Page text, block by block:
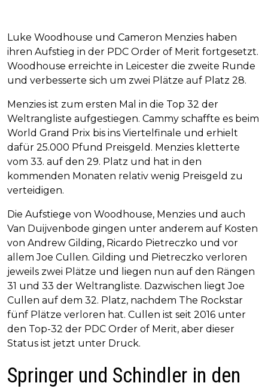
Luke Woodhouse und Cameron Menzies haben
ihren Aufstieg in der PDC Order of Merit fortgesetzt.
Woodhouse erreichte in Leicester die zweite Runde
und verbesserte sich um zwei Plätze auf Platz 28.
Menzies ist zum ersten Mal in die Top 32 der
Weltrangliste aufgestiegen. Cammy schaffte es beim
World Grand Prix bis ins Viertelfinale und erhielt
dafür 25.000 Pfund Preisgeld. Menzies kletterte
vom 33. auf den 29. Platz und hat in den
kommenden Monaten relativ wenig Preisgeld zu
verteidigen.
Die Aufstiege von Woodhouse, Menzies und auch
Van Duijvenbode gingen unter anderem auf Kosten
von Andrew Gilding, Ricardo Pietreczko und vor
allem Joe Cullen. Gilding und Pietreczko verloren
jeweils zwei Plätze und liegen nun auf den Rängen
31 und 33 der Weltrangliste. Dazwischen liegt Joe
Cullen auf dem 32. Platz, nachdem The Rockstar
fünf Plätze verloren hat. Cullen ist seit 2016 unter
den Top-32 der PDC Order of Merit, aber dieser
Status ist jetzt unter Druck.
Springer und Schindler in den